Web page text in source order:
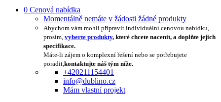
0 Cenová nabídka
Momentálně nemáte v žádosti žádné produkty
Abychom vám mohli připravit individuální cenovou nabídku,
prosím, vyberte produkty, které chcete nacenit, a doplňte jejich
specifikace.
Máte-li zájem o komplexní řešení nebo se potřebujete
poradit,kontaktujte náš tým níže.
+420211154401
info@dublino.cz
Mám vlastní projekt